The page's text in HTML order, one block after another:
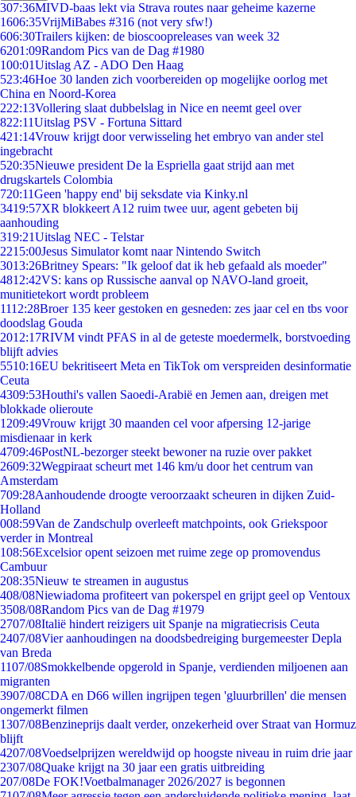
307:36MIVD-baas lekt via Strava routes naar geheime kazerne
1606:35VrijMiBabes #316 (not very sfw!)
606:30Trailers kijken: de bioscoopreleases van week 32
6201:09Random Pics van de Dag #1980
100:01Uitslag AZ - ADO Den Haag
523:46Hoe 30 landen zich voorbereiden op mogelijke oorlog met
China en Noord-Korea
222:13Vollering slaat dubbelslag in Nice en neemt geel over
822:11Uitslag PSV - Fortuna Sittard
421:14Vrouw krijgt door verwisseling het embryo van ander stel
ingebracht
520:35Nieuwe president De la Espriella gaat strijd aan met
drugskartels Colombia
720:11Geen 'happy end' bij seksdate via Kinky.nl
3419:57XR blokkeert A12 ruim twee uur, agent gebeten bij
aanhouding
319:21Uitslag NEC - Telstar
2215:00Jesus Simulator komt naar Nintendo Switch
3013:26Britney Spears: "Ik geloof dat ik heb gefaald als moeder"
4812:42VS: kans op Russische aanval op NAVO-land groeit,
munitietekort wordt probleem
1112:28Broer 135 keer gestoken en gesneden: zes jaar cel en tbs voor
doodslag Gouda
2012:17RIVM vindt PFAS in al de geteste moedermelk, borstvoeding
blijft advies
5510:16EU bekritiseert Meta en TikTok om verspreiden desinformatie
Ceuta
4309:53Houthi's vallen Saoedi-Arabië en Jemen aan, dreigen met
blokkade olieroute
1209:49Vrouw krijgt 30 maanden cel voor afpersing 12-jarige
misdienaar in kerk
4709:46PostNL-bezorger steekt bewoner na ruzie over pakket
2609:32Wegpiraat scheurt met 146 km/u door het centrum van
Amsterdam
709:28Aanhoudende droogte veroorzaakt scheuren in dijken Zuid-
Holland
008:59Van de Zandschulp overleeft matchpoints, ook Griekspoor
verder in Montreal
108:56Excelsior opent seizoen met ruime zege op promovendus
Cambuur
208:35Nieuw te streamen in augustus
408/08Niewiadoma profiteert van pokerspel en grijpt geel op Ventoux
3508/08Random Pics van de Dag #1979
2707/08Italië hindert reizigers uit Spanje na migratiecrisis Ceuta
2407/08Vier aanhoudingen na doodsbedreiging burgemeester Depla
van Breda
1107/08Smokkelbende opgerold in Spanje, verdienden miljoenen aan
migranten
3907/08CDA en D66 willen ingrijpen tegen 'gluurbrillen' die mensen
ongemerkt filmen
1307/08Benzineprijs daalt verder, onzekerheid over Straat van Hormuz
blijft
4207/08Voedselprijzen wereldwijd op hoogste niveau in ruim drie jaar
2307/08Quake krijgt na 30 jaar een gratis uitbreiding
207/08De FOK!Voetbalmanager 2026/2027 is begonnen